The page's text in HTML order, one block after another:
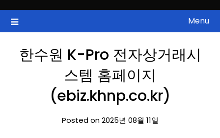
content
ZAN 주식정보
국내증시, 해외증시, 급등주, 낙폭과대, 골든크로스, 상한가, 하한가 등
의 주식 정보.
Menu
한수원 K-Pro 전자상거래시
스템 홈페이지
(ebiz.khnp.co.kr)
Posted on 2025년 08월 11일